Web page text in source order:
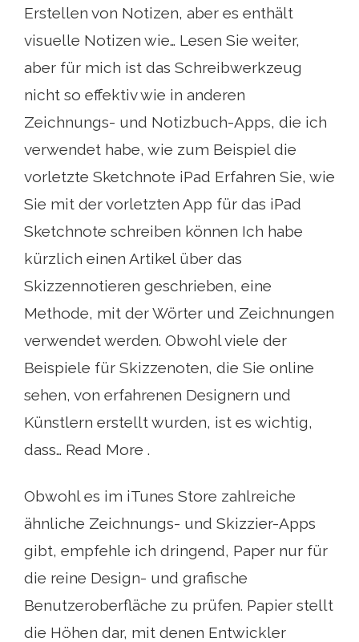
Erstellen von Notizen, aber es enthält
visuelle Notizen wie… Lesen Sie weiter,
aber für mich ist das Schreibwerkzeug
nicht so effektiv wie in anderen
Zeichnungs- und Notizbuch-Apps, die ich
verwendet habe, wie zum Beispiel die
vorletzte Sketchnote iPad Erfahren Sie, wie
Sie mit der vorletzten App für das iPad
Sketchnote schreiben können Ich habe
kürzlich einen Artikel über das
Skizzennotieren geschrieben, eine
Methode, mit der Wörter und Zeichnungen
verwendet werden. Obwohl viele der
Beispiele für Skizzenoten, die Sie online
sehen, von erfahrenen Designern und
Künstlern erstellt wurden, ist es wichtig,
dass… Read More .
Obwohl es im iTunes Store zahlreiche
ähnliche Zeichnungs- und Skizzier-Apps
gibt, empfehle ich dringend, Paper nur für
die reine Design- und grafische
Benutzeroberfläche zu prüfen. Papier stellt
die Höhen dar, mit denen Entwickler